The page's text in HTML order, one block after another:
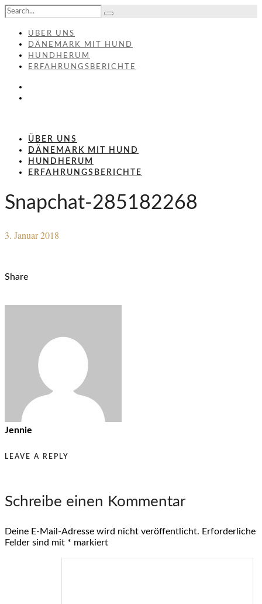
ÜBER UNS
DÄNEMARK MIT HUND
HUNDHERUM
ERFAHRUNGSBERICHTE
ÜBER UNS
DÄNEMARK MIT HUND
HUNDHERUM
ERFAHRUNGSBERICHTE
Snapchat-285182268
3. Januar 2018
Share
Jennie
LEAVE A REPLY
Schreibe einen Kommentar
Deine E-Mail-Adresse wird nicht veröffentlicht. Erforderliche
Felder sind mit * markiert